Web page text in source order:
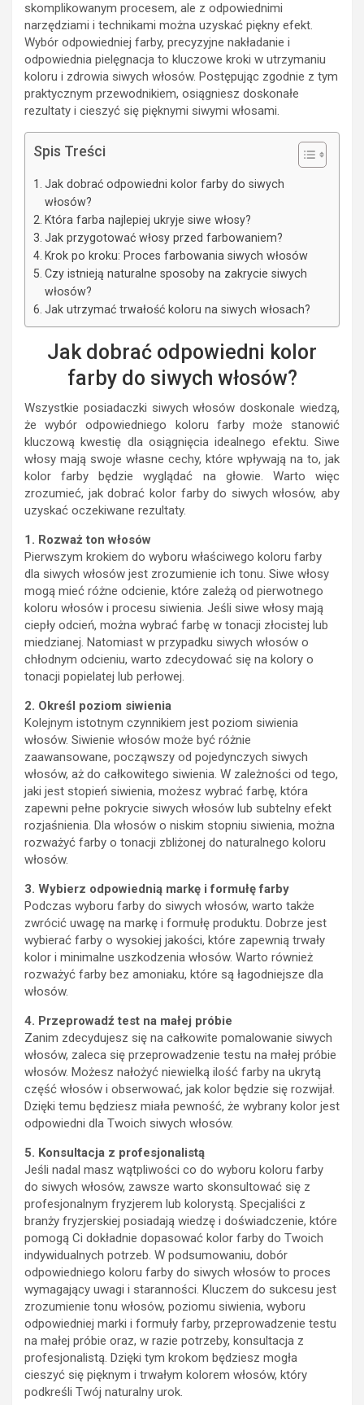
skomplikowanym procesem, ale z odpowiednimi
narzędziami i technikami można uzyskać piękny efekt.
Wybór odpowiedniej farby, precyzyjne nakładanie i
odpowiednia pielęgnacja to kluczowe kroki w utrzymaniu
koloru i zdrowia siwych włosów. Postępując zgodnie z tym
praktycznym przewodnikiem, osiągniesz doskonałe
rezultaty i cieszyć się pięknymi siwymi włosami.
Spis Treści
Jak dobrać odpowiedni kolor farby do siwych
włosów?
Która farba najlepiej ukryje siwe włosy?
Jak przygotować włosy przed farbowaniem?
Krok po kroku: Proces farbowania siwych włosów
Czy istnieją naturalne sposoby na zakrycie siwych
włosów?
Jak utrzymać trwałość koloru na siwych włosach?
Jak dobrać odpowiedni kolor
farby do siwych włosów?
Wszystkie posiadaczki siwych włosów doskonale wiedzą,
że wybór odpowiedniego koloru farby może stanowić
kluczową kwestię dla osiągnięcia idealnego efektu. Siwe
włosy mają swoje własne cechy, które wpływają na to, jak
kolor farby będzie wyglądać na głowie. Warto więc
zrozumieć, jak dobrać kolor farby do siwych włosów, aby
uzyskać oczekiwane rezultaty.
1. Rozważ ton włosów
Pierwszym krokiem do wyboru właściwego koloru farby
dla siwych włosów jest zrozumienie ich tonu. Siwe włosy
mogą mieć różne odcienie, które zależą od pierwotnego
koloru włosów i procesu siwienia. Jeśli siwe włosy mają
ciepły odcień, można wybrać farbę w tonacji złocistej lub
miedzianej. Natomiast w przypadku siwych włosów o
chłodnym odcieniu, warto zdecydować się na kolory o
tonacji popielatej lub perłowej.
2. Określ poziom siwienia
Kolejnym istotnym czynnikiem jest poziom siwienia
włosów. Siwienie włosów może być różnie
zaawansowane, począwszy od pojedynczych siwych
włosów, aż do całkowitego siwienia. W zależności od tego,
jaki jest stopień siwienia, możesz wybrać farbę, która
zapewni pełne pokrycie siwych włosów lub subtelny efekt
rozjaśnienia. Dla włosów o niskim stopniu siwienia, można
rozważyć farby o tonacji zbliżonej do naturalnego koloru
włosów.
3. Wybierz odpowiednią markę i formułę farby
Podczas wyboru farby do siwych włosów, warto także
zwrócić uwagę na markę i formułę produktu. Dobrze jest
wybierać farby o wysokiej jakości, które zapewnią trwały
kolor i minimalne uszkodzenia włosów. Warto również
rozważyć farby bez amoniaku, które są łagodniejsze dla
włosów.
4. Przeprowadź test na małej próbie
Zanim zdecydujesz się na całkowite pomalowanie siwych
włosów, zaleca się przeprowadzenie testu na małej próbie
włosów. Możesz nałożyć niewielką ilość farby na ukrytą
część włosów i obserwować, jak kolor będzie się rozwijał.
Dzięki temu będziesz miała pewność, że wybrany kolor jest
odpowiedni dla Twoich siwych włosów.
5. Konsultacja z profesjonalistą
Jeśli nadal masz wątpliwości co do wyboru koloru farby
do siwych włosów, zawsze warto skonsultować się z
profesjonalnym fryzjerem lub kolorystą. Specjaliści z
branży fryzjerskiej posiadają wiedzę i doświadczenie, które
pomogą Ci dokładnie dopasować kolor farby do Twoich
indywidualnych potrzeb. W podsumowaniu, dobór
odpowiedniego koloru farby do siwych włosów to proces
wymagający uwagi i staranności. Kluczem do sukcesu jest
zrozumienie tonu włosów, poziomu siwienia, wyboru
odpowiedniej marki i formuły farby, przeprowadzenie testu
na małej próbie oraz, w razie potrzeby, konsultacja z
profesjonalistą. Dzięki tym krokom będziesz mogła
cieszyć się pięknym i trwałym kolorem włosów, który
podkreśli Twój naturalny urok.